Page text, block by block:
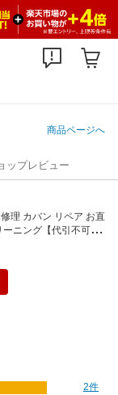
商品ページへ
ップレビュー
理 カバン リペア お直
ニング【代引不可】
なります。
2件